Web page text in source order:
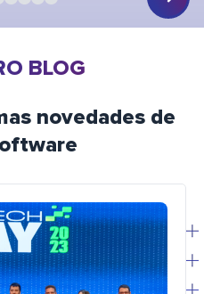
BLOG
novedades de